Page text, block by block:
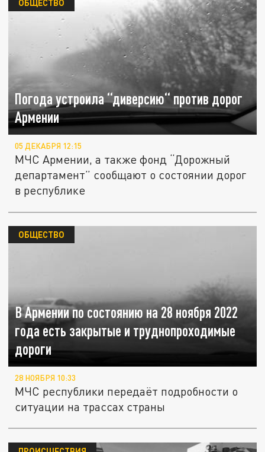
Погода устроила “диверсию“ против дорог
Армении
ОБЩЕСТВО
05 ДЕКАБРЯ 12:15
МЧС Армении, а также фонд “Дорожный
департамент” сообщают о состоянии дорог
в республике
В Армении по состоянию на 28 ноября 2022
года есть закрытые и труднопроходимые
дороги
ОБЩЕСТВО
28 НОЯБРЯ 10:33
МЧС республики передаёт подробности о
ситуации на трассах страны